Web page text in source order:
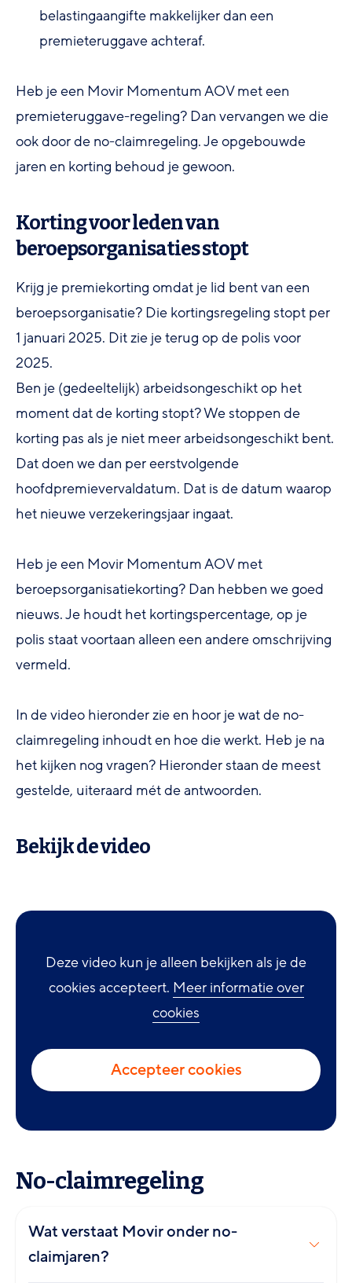
belastingaangifte makkelijker dan een
premieteruggave achteraf.
Heb je een Movir Momentum AOV met een
premieteruggave-regeling? Dan vervangen we die
ook door de no-claimregeling. Je opgebouwde
jaren en korting behoud je gewoon.
Korting voor leden van
beroepsorganisaties stopt
Krijg je premiekorting omdat je lid bent van een
beroepsorganisatie? Die kortingsregeling stopt per
1 januari 2025. Dit zie je terug op de polis voor
2025.
Ben je (gedeeltelijk) arbeidsongeschikt op het
moment dat de korting stopt? We stoppen de
korting pas als je niet meer arbeidsongeschikt bent.
Dat doen we dan per eerstvolgende
hoofdpremievervaldatum. Dat is de datum waarop
het nieuwe verzekeringsjaar ingaat.
Heb je een Movir Momentum AOV met
beroepsorganisatiekorting? Dan hebben we goed
nieuws. Je houdt het kortingspercentage, op je
polis staat voortaan alleen een andere omschrijving
vermeld.
In de video hieronder zie en hoor je wat de no-
claimregeling inhoudt en hoe die werkt. Heb je na
het kijken nog vragen? Hieronder staan de meest
gestelde, uiteraard mét de antwoorden.
Bekijk de video
Deze video kun je alleen bekijken als je de
cookies accepteert. Meer informatie over
cookies
Accepteer cookies
No-claimregeling
Wat verstaat Movir onder no-
claimjaren?